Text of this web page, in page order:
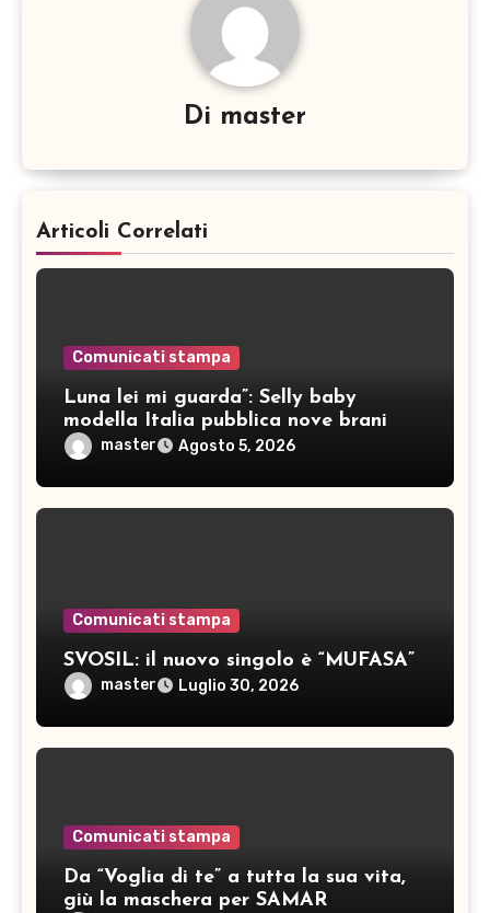
Di master
Articoli Correlati
Comunicati stampa
Luna lei mi guarda”: Selly baby
modella Italia pubblica nove brani
ineditimaster Agosto 5, 2026
Comunicati stampa
SVOSIL: il nuovo singolo è “MUFASA”
master Luglio 30, 2026
Comunicati stampa
Da “Voglia di te” a tutta la sua vita,
giù la maschera per SAMAR